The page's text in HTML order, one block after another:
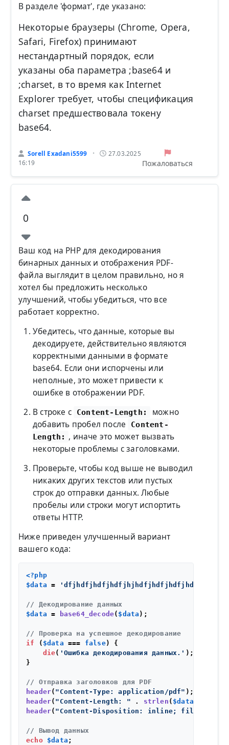
В разделе 'формат', где указано:
Некоторые браузеры (Chrome, Opera,
Safari, Firefox) принимают
нестандартный порядок, если
указаны оба параметра ;base64 и
;charset, в то время как Internet
Explorer требует, чтобы спецификация
charset предшествовала токену
base64.
Sorell Exadani5599 •
27.03.2025
16:19
Пожаловаться
0
Ваш код на PHP для декодирования
бинарных данных и отображения PDF-
файла выглядит в целом правильно, но я
хотел бы предложить несколько
улучшений, чтобы убедиться, что все
работает корректно.
Убедитесь, что данные, которые вы
декодируете, действительно являются
корректными данными в формате
base64. Если они испорчены или
неполные, это может привести к
ошибке в отображении PDF.
В строке с
Content-Length:
можно
добавить пробел после
Content-
Length: , иначе это может вызвать
некоторые проблемы с заголовками.
Проверьте, чтобы код выше не выводил
никаких других текстов или пустых
строк до отправки данных. Любые
пробелы или строки могут испортить
ответы HTTP.
Ниже приведен улучшенный вариант
вашего кода:
<?php
$data =
// Декодирование данных
$data = base64_decode( $data );
// Проверка на успешное декодирование
if ( $data === false) {
die( 'Ошибка декодирования данных.' );
}
// Отправка заголовков для PDF
header( "Content-Type: application/pdf"
header( "Content-Length: " . strlen ( $data
header( "Content-Disposition: inline;
// Вывод данных
echo
$data